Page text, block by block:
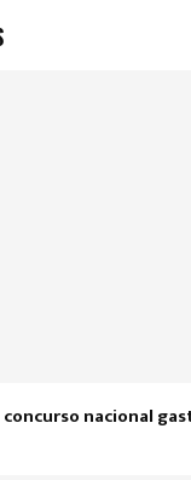
nacional